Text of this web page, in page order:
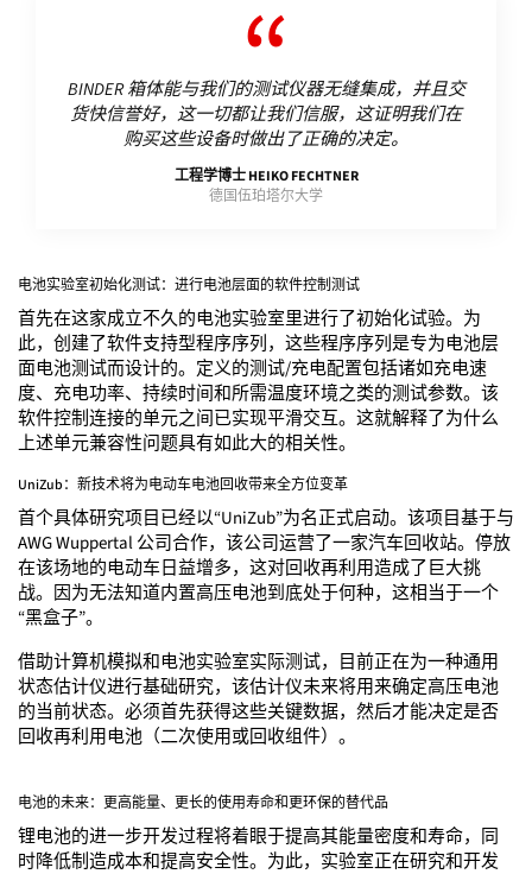
BINDER 箱体能与我们的测试仪器无缝集成，并且交
货快信誉好，这一切都让我们信服，这证明我们在
购买这些设备时做出了正确的决定。
工程学博士 HEIKO FECHTNER
德国伍珀塔尔大学
电池实验室初始化测试：进行电池层面的软件控制测试
首先在这家成立不久的电池实验室里进行了初始化试验。为
此，创建了软件支持型程序序列，这些程序序列是专为电池层
面电池测试而设计的。定义的测试/充电配置包括诸如充电速
度、充电功率、持续时间和所需温度环境之类的测试参数。该
软件控制连接的单元之间已实现平滑交互。这就解释了为什么
上述单元兼容性问题具有如此大的相关性。
UniZub：新技术将为电动车电池回收带来全方位变革
首个具体研究项目已经以“UniZub”为名正式启动。该项目基于与
AWG Wuppertal 公司合作，该公司运营了一家汽车回收站。停放
在该场地的电动车日益增多，这对回收再利用造成了巨大挑
战。因为无法知道内置高压电池到底处于何种，这相当于一个
“黑盒子”。
借助计算机模拟和电池实验室实际测试，目前正在为一种通用
状态估计仪进行基础研究，该估计仪未来将用来确定高压电池
的当前状态。必须首先获得这些关键数据，然后才能决定是否
回收再利用电池（二次使用或回收组件）。
电池的未来：更高能量、更长的使用寿命和更环保的替代品
锂电池的进一步开发过程将着眼于提高其能量密度和寿命，同
时降低制造成本和提高安全性。为此，实验室正在研究和开发